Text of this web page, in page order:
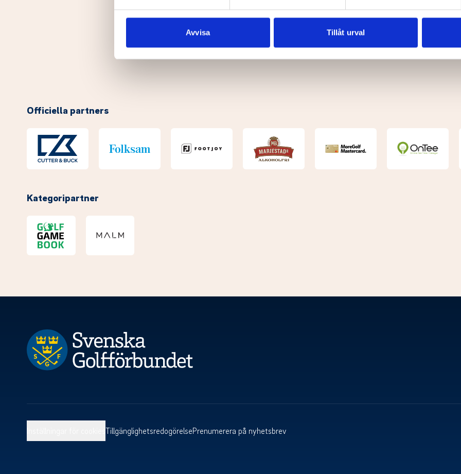
sociala medier och analysera vår trafik. Vi vidarebefordrar även sådana identifierare och
till de sociala medier och annons- och analysföretag som vi samarbetar med. Dessa kan i
Avvisa Tillåt urval
Officiella partners
Kategoripartner
TillgänglighetsredogörelsePrenumerera på nyhetsbrev